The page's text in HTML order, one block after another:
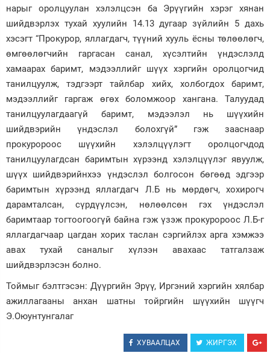
нарыг оролцуулан хэлэлцсэн ба Эрүүгийн хэрэг хянан
шийдвэрлэх тухай хуулийн 14.13 дугаар зүйлийн 5 дахь
хэсэгт “Прокурор, яллагдагч, түүний хууль ёсны төлөөлөгч,
өмгөөлөгчийн гаргасан санал, хүсэлтийн үндэслэлд
хамаарах баримт, мэдээллийг шүүх хэргийн оролцогчид
танилцуулж, тэдгээрт тайлбар хийх, холбогдох баримт,
мэдээллийг гаргаж өгөх боломжоор хангана. Талуудад
танилцуулагдаагүй баримт, мэдээлэл нь шүүхийн
шийдвэрийн үндэслэл болохгүй” гэж зааснаар
прокуророос шүүхийн хэлэлцүүлэгт оролцогчдод
танилцуулагдсан баримтын хүрээнд хэлэлцүүлэг явуулж,
шүүх шийдвэрийнхээ үндэслэл болгосон бөгөөд эдгээр
баримтын хүрээнд яллагдагч Л.Б нь мөрдөгч, хохирогч
дарамталсан, сүрдүүлсэн, нөлөөлсөн гэх үндэслэл
баримтаар тогтоогоогүй байна гэж үзэж прокуророос Л.Б-г
яллагдагчаар цагдан хорих таслан сэргийлэх арга хэмжээ
авах тухай саналыг хүлээн авахаас татгалзаж
шийдвэрлэсэн болно.
Тоймыг бэлтгэсэн: Дүүргийн Эрүү, Иргэний хэргийн хялбар
ажиллагааны анхан шатны тойргийн шүүхийн шүүгч
Э.Оюунтунгалаг
ХУВААЛЦАХ ЖИРГЭХ